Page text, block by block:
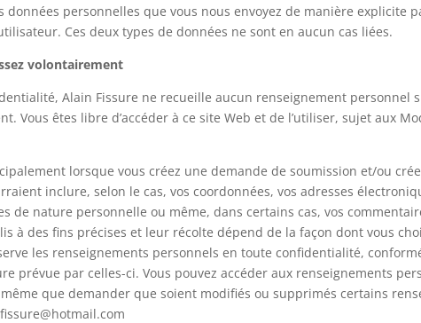
personnelles que vous nous envoyez de manière explicite
Ces deux types de données ne sont en aucun cas liées.
volontairement
Alain Fissure ne recueille aucun renseignement personnel
Vous êtes libre d’accéder à ce site Web et de l’utiliser, sujet aux
lorsque vous créez une demande de soumission et/ou
inclure, selon le cas, vos coordonnées, vos adresses
de nature personnelle ou même, dans certains cas, vos
à des fins précises et leur récolte dépend de la façon dont vous
les renseignements personnels en toute confidentialité,
prévue par celles-ci. Vous pouvez accéder aux renseignements
que demander que soient modifiés ou supprimés certains